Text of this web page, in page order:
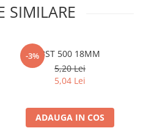
SIMILARE
-3% BST 500 18MM
5,20 Lei
5,04 Lei
ADAUGA IN COS